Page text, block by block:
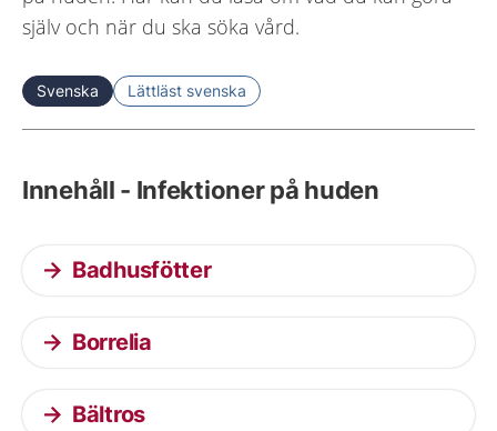
själv och när du ska söka vård.
Svenska Lättläst svenska
Innehåll - Infektioner på huden
Badhusfötter
Borrelia
Bältros